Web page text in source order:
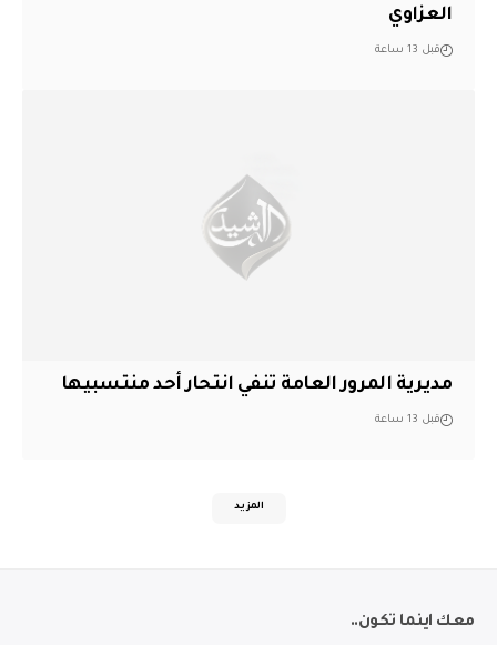
العزاوي
قبل 13 ساعة
مديرية المرور العامة تنفي انتحار أحد منتسبيها
قبل 13 ساعة
المزيد
معك اينما تكون..